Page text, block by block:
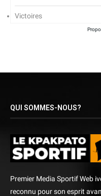
Victoires
QUI SOMMES-NOUS?
Premier Media Sportif Web
reconnu pour son esprit